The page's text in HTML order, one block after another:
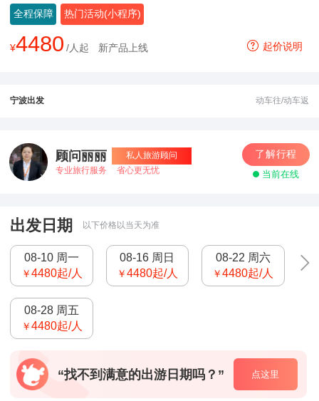
全程保障 热门活动(小程序)
¥4480 /人起 新产品上线 起价说明
宁波出发 动车往/动车返
顾问丽丽
私人旅游顾问
专业旅行服务
省心更无忧
了解行程
当前在线
出发日期 以下价格以当天为准
08-10 周一
￥4480起/人
08-16 周日
￥4480起/人
08-22 周六
￥4480起/人
08-28 周五
￥4480起/人
“找不到满意的出游日期吗？” 点这里